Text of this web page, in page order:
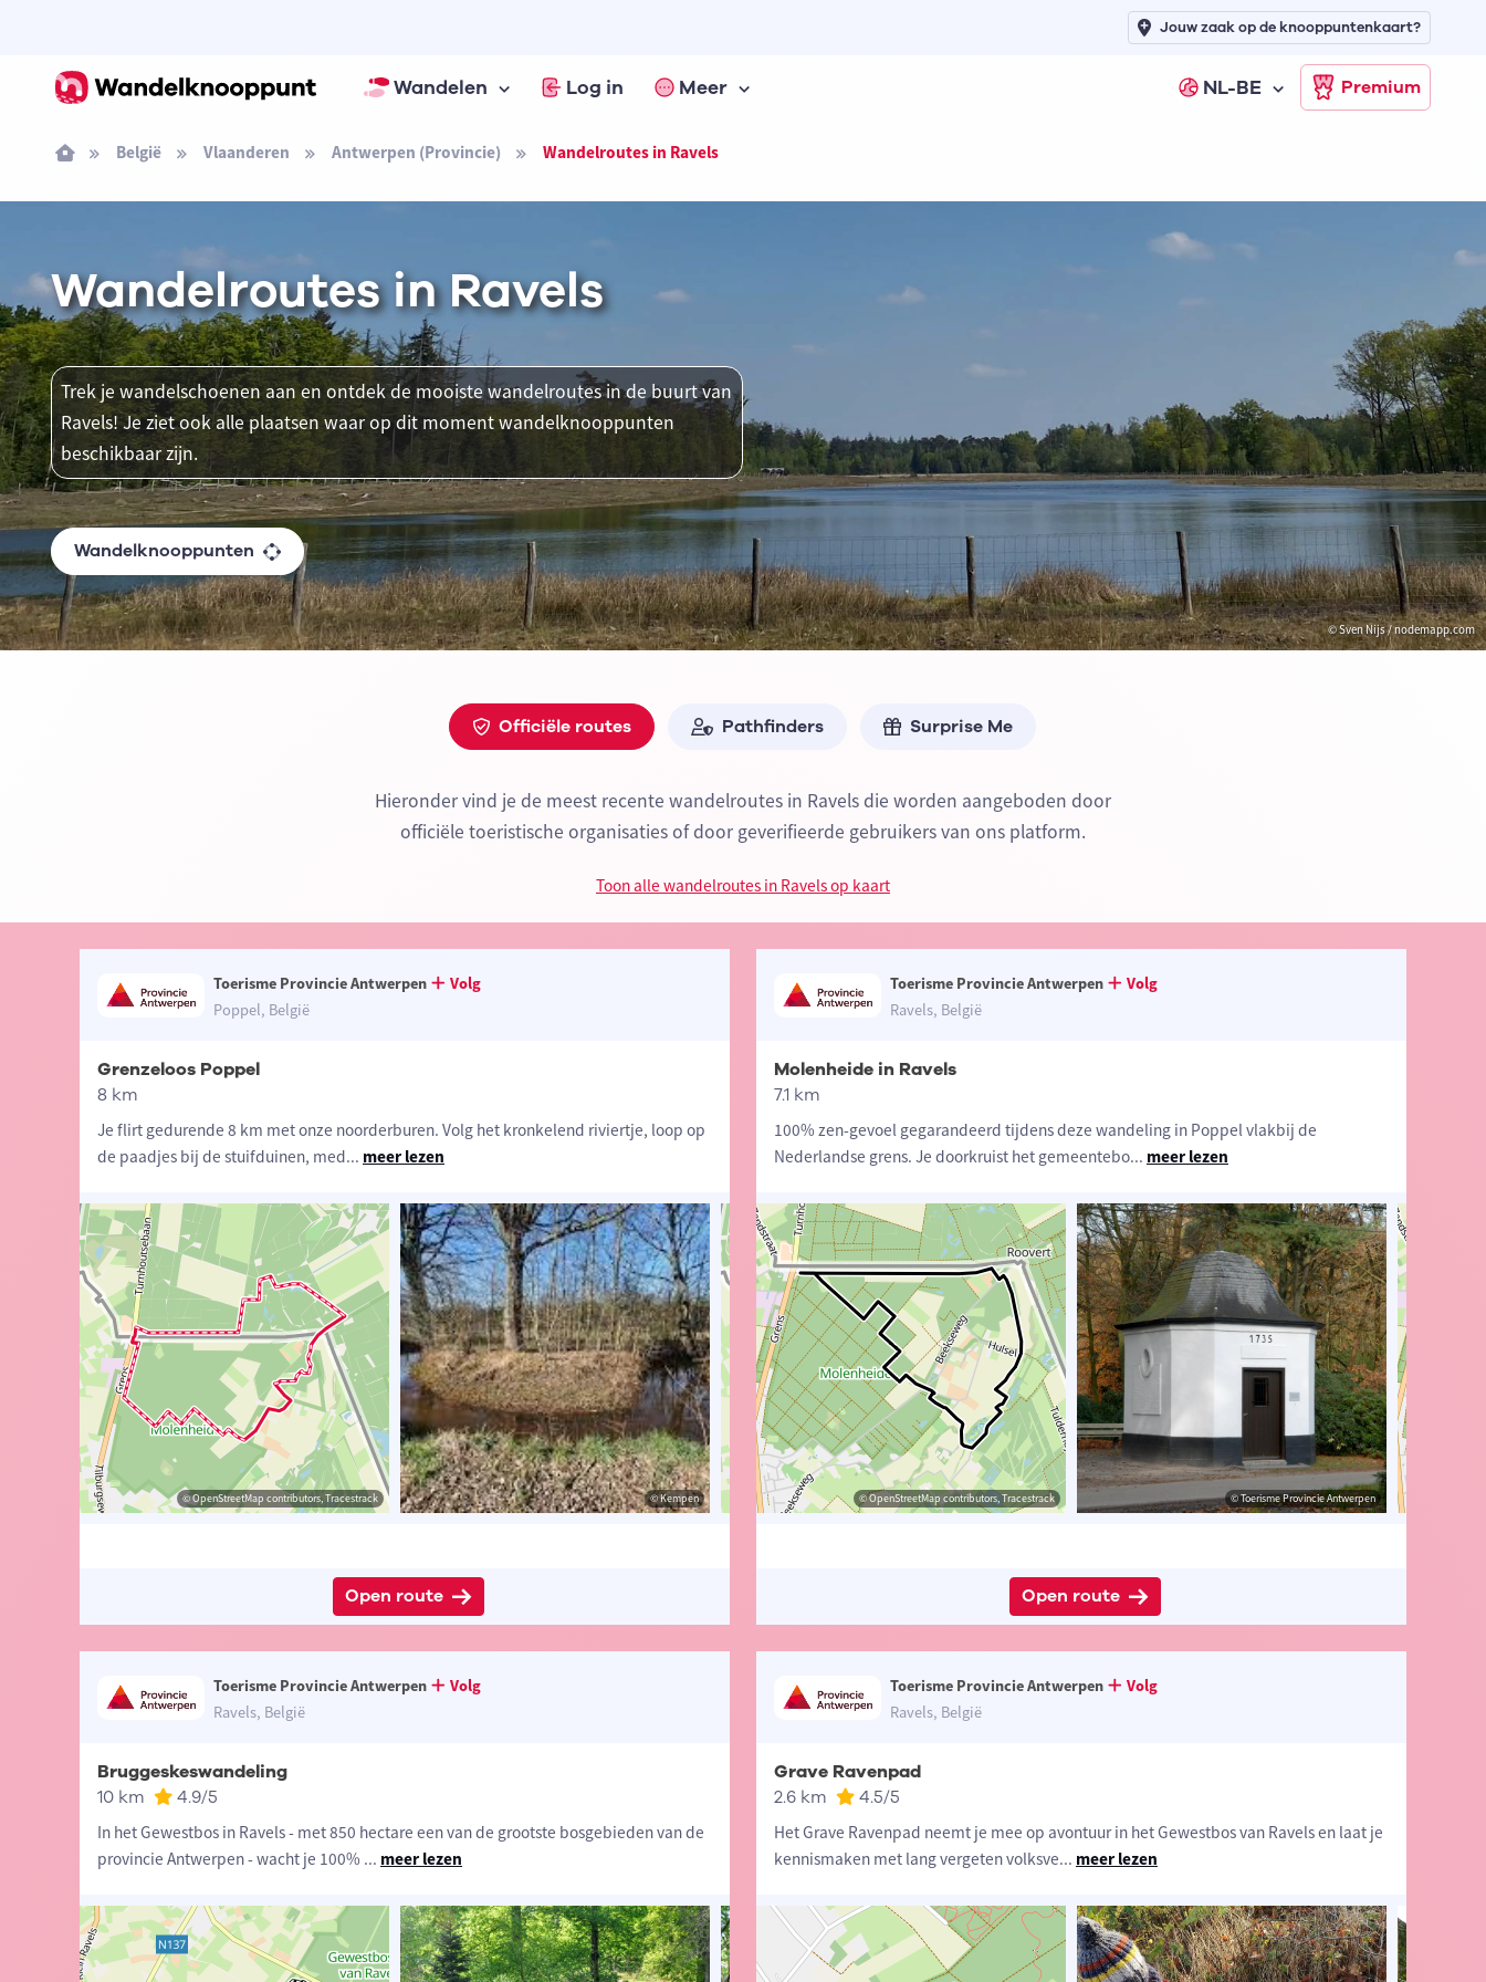
Wandelen Log in Meer NL-BE Premium
Jouw zaak op de knooppuntenkaart?
België Vlaanderen Antwerpen (Provincie) Wandelroutes in Ravels
© Sven Nijs / nodemapp.com
Wandelroutes in Ravels
Trek je wandelschoenen aan en ontdek de mooiste wandelroutes in de buurt van
Ravels! Je ziet ook alle plaatsen waar op dit moment wandelknooppunten
beschikbaar zijn.
Wandelknooppunten
Officiële routes Pathfinders Surprise Me
Hieronder vind je de meest recente wandelroutes in Ravels die worden aangeboden door
officiële toeristische organisaties of door geverifieerde gebruikers van ons platform.
Toon alle wandelroutes in Ravels op kaart
Toerisme Provincie Antwerpen
Volg
Poppel, België
Grenzeloos Poppel
8 km
Je flirt gedurende 8 km met onze noorderburen. Volg het kronkelend riviertje, loop op
de paadjes bij de stuifduinen, med... meer lezen
© OpenStreetMap contributors, Tracestrack © Kempen © OpenStreetMap contributors, Tracestrack © Kempen
Open route
Toerisme Provincie Antwerpen
Volg
Ravels, België
Molenheide in Ravels
7.1 km
100% zen-gevoel gegarandeerd tijdens deze wandeling in Poppel vlakbij de
Nederlandse grens. Je doorkruist het gemeentebo... meer lezen
Antwerpen © OpenStreetMap contributors, Tracestrack © Toerisme Provincie Antwerpen © OpenStreetMap contributors, Tracestrack © Toerisme Provincie Antwerpen
Open route
Toerisme Provincie Antwerpen
Volg
Ravels, België
Bruggeskeswandeling
10 km 4.9/5
In het Gewestbos in Ravels - met 850 hectare een van de grootste bosgebieden van de
provincie Antwerpen - wacht je 100% ... meer lezen
Toerisme Provincie Antwerpen
Volg
Ravels, België
Grave Ravenpad
2.6 km 4.5/5
Het Grave Ravenpad neemt je mee op avontuur in het Gewestbos van Ravels en laat je
kennismaken met lang vergeten volksve... meer lezen